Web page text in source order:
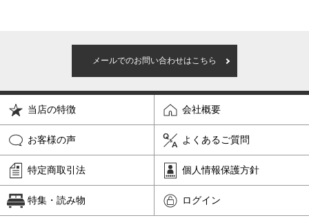
メールでのお問い合わせはこちら
当店の特徴 会社概要
お客様の声 よくあるご質問
特定商取引法 個人情報保護方針
特集・読み物 ログイン